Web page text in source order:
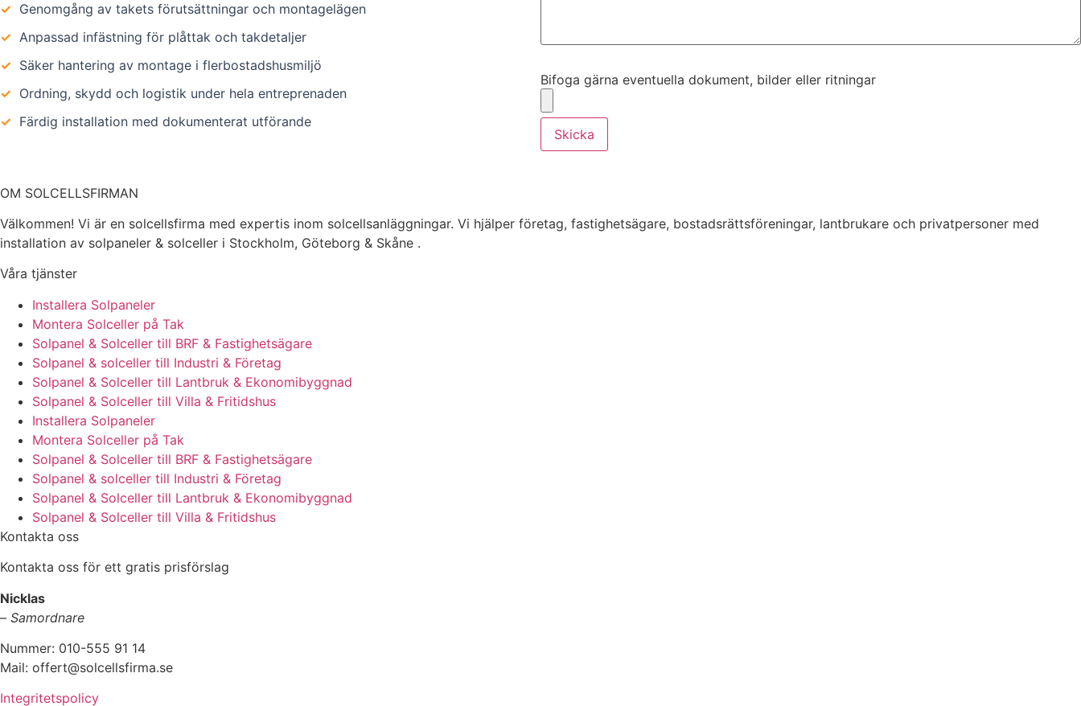
✓ Genomgång av takets förutsättningar och montagelägen
✓ Anpassad infästning för plåttak och takdetaljer
✓ Säker hantering av montage i flerbostadshusmiljö
✓ Ordning, skydd och logistik under hela entreprenaden
✓ Färdig installation med dokumenterat utförande
Bifoga gärna eventuella dokument, bilder eller ritningar
Skicka
OM SOLCELLSFIRMAN
Välkommen! Vi är en solcellsfirma med expertis inom solcellsanläggningar. Vi hjälper företag, fastighetsägare, bostadsrättsföreningar, lantbrukare och privatpersoner med
installation av solpaneler & solceller i Stockholm, Göteborg & Skåne .
Våra tjänster
Installera Solpaneler
Montera Solceller på Tak
Solpanel & Solceller till BRF & Fastighetsägare
Solpanel & solceller till Industri & Företag
Solpanel & Solceller till Lantbruk & Ekonomibyggnad
Solpanel & Solceller till Villa & Fritidshus
Installera Solpaneler
Montera Solceller på Tak
Solpanel & Solceller till BRF & Fastighetsägare
Solpanel & solceller till Industri & Företag
Solpanel & Solceller till Lantbruk & Ekonomibyggnad
Solpanel & Solceller till Villa & Fritidshus
Kontakta oss
Kontakta oss för ett gratis prisförslag
Nicklas
– Samordnare
Nummer: 010-555 91 14
Mail: offert@solcellsfirma.se
Integritetspolicy